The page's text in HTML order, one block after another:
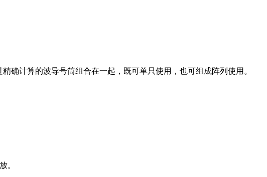
确计算的波导号筒组合在一起，既可单只使用，也可组成阵列使用。
。